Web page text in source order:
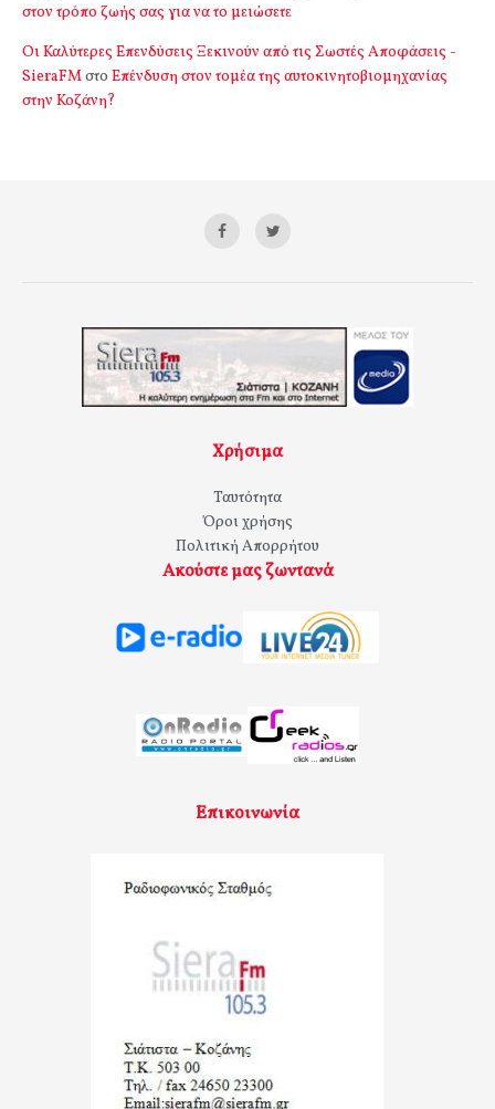
στον τρόπο ζωής σας για να το μειώσετε
Οι Καλύτερες Επενδύσεις Ξεκινούν από τις Σωστές Αποφάσεις -
SieraFMστο Επένδυση στον τομέα της αυτοκινητοβιομηχανίας
στην Κοζάνη?
Χρήσιμα
Ταυτότητα
Όροι χρήσης
Πολιτική Απορρήτου
Ακούστε μας ζωντανά
Επικοινωνία